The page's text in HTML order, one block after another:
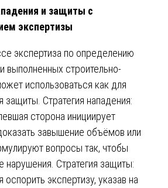
и защиты с
экспертизы
экспертиза по определению
выполненных строительно-
использоваться как для
защиты. Стратегия нападения:
сторона инициирует
завышение объёмов или
вопросы так, чтобы
нарушения. Стратегия защиты:
экспертизу, указав на